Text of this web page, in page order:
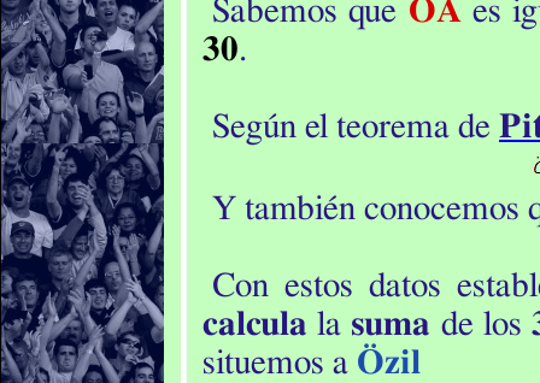
Sabemos que ÖAes
30.
Según el teorema de
Y también conocemos
Con estos datos
calcula la suma de los
situemos a Özil